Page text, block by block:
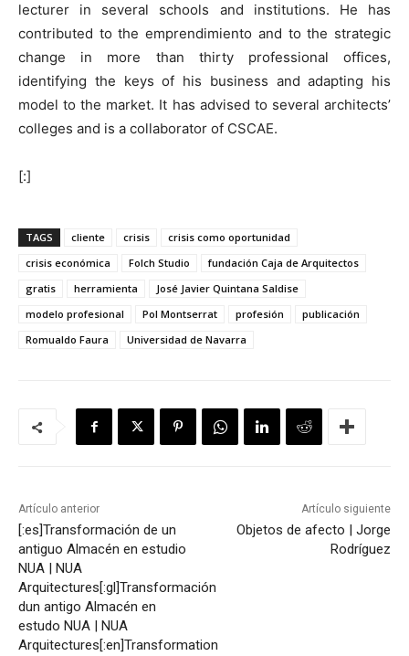
lecturer in several schools and institutions. He has
contributed to the emprendimiento and to the strategic
change in more than thirty professional offices,
identifying the keys of his business and adapting his
model to the market. It has advised to several architects’
colleges and is a collaborator of CSCAE.
[:]
TAGS cliente crisis
crisis como oportunidad
crisis económica
Folch Studio
fundación Caja de Arquitectos
gratis
herramienta
José Javier Quintana Saldise
modelo profesional
Pol Montserrat profesión
publicación
Romualdo Faura
Universidad de Navarra
Artículo anterior
[:es]Transformación de un
antiguo Almacén en estudio
NUA | NUA
Arquitectures[:gl]Transformación
dun antigo Almacén en
estudo NUA | NUA
Arquitectures[:en]Transformation
Artículo siguiente
Objetos de afecto | Jorge
Rodríguez